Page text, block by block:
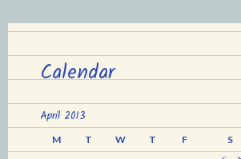
Calendar
April 2013
M T W T F S